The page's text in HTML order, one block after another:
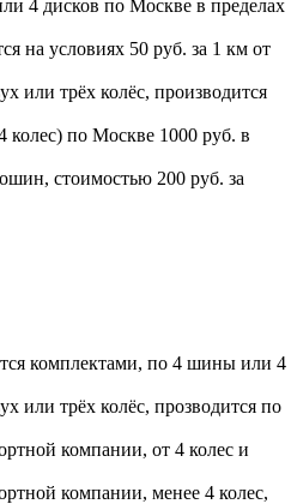
4 дисков по Москве в пределах
на условиях 50 руб. за 1 км от
или трёх колёс, производится
колес) по Москве 1000 руб. в
стоимостью 200 руб. за
комплектами, по 4 шины или 4
или трёх колёс, прозводится по
компании, от 4 колес и
компании, менее 4 колес,